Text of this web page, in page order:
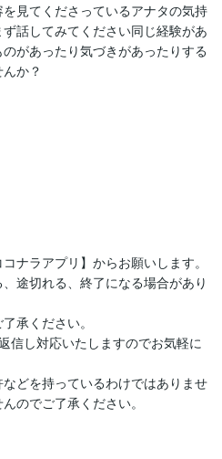
見てくださっているアナタの気持
話してみてください同じ経験があ
があったり気づきがあったりする
か？
ナラアプリ】からお願いします。
途切れる、終了になる場合があり
承ください。
信し対応いたしますのでお気軽に
どを持っているわけではありませ
のでご了承ください。